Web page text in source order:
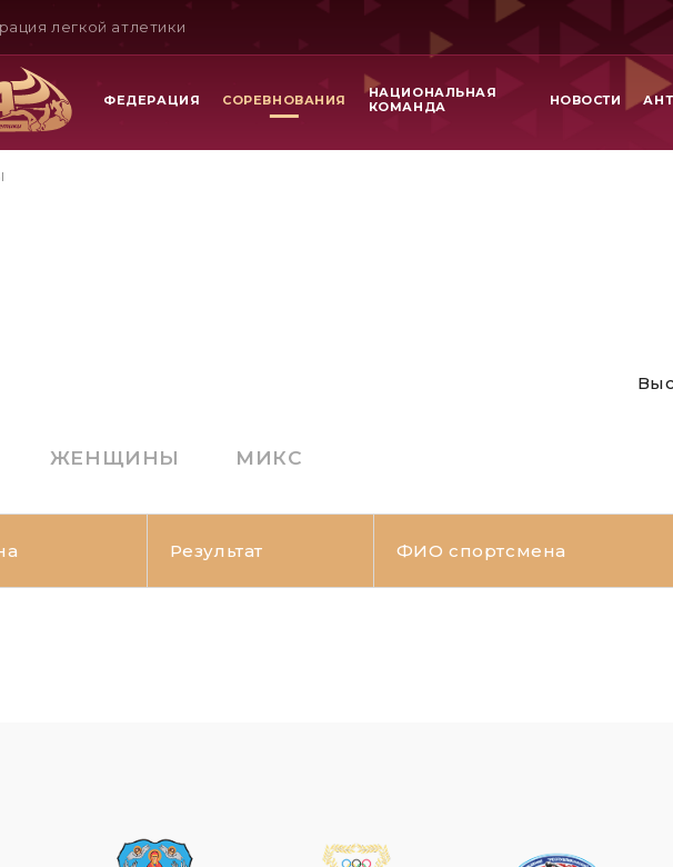
легкой атлетики
ФЕДЕРАЦИЯ СОРЕВНОВАНИЯ
НАЦИОНАЛЬНАЯ
КОМАНДА
НОВОСТИ
ЖЕНЩИНЫ МИКС
Результат ФИО спортсмена